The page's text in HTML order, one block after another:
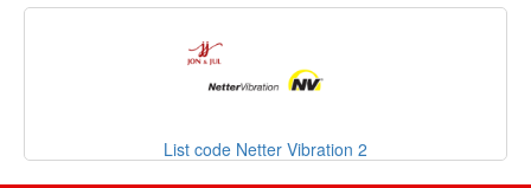
Delta Sensor
Dittmer Vietnam